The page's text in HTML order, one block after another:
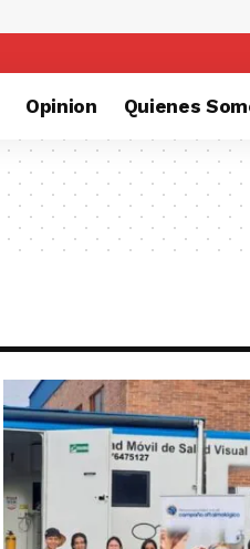
Opinion Quienes